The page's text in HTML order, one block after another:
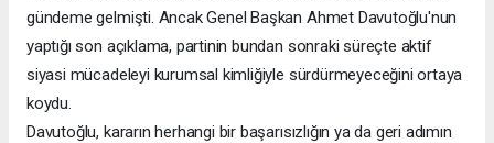
gündeme gelmişti. Ancak Genel Başkan Ahmet Davutoğlu'nun
yaptığı son açıklama, partinin bundan sonraki süreçte aktif
siyasi mücadeleyi kurumsal kimliğiyle sürdürmeyeceğini ortaya
koydu.
Davutoğlu, kararın herhangi bir başarısızlığın ya da geri adımın